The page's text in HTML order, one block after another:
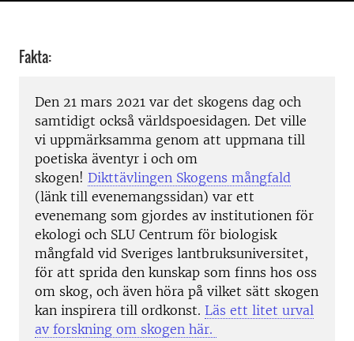
Fakta:
Den 21 mars 2021 var det skogens dag och
samtidigt också världspoesidagen. Det ville
vi uppmärksamma genom att uppmana till
poetiska äventyr i och om
skogen! Dikttävlingen Skogens mångfald
(länk till evenemangssidan) var ett
evenemang som gjordes av institutionen för
ekologi och SLU Centrum för biologisk
mångfald vid Sveriges lantbruksuniversitet,
för att sprida den kunskap som finns hos oss
om skog, och även höra på vilket sätt skogen
kan inspirera till ordkonst. Läs ett litet urval
av forskning om skogen här.